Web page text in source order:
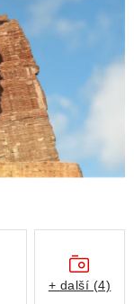
+ další (4)